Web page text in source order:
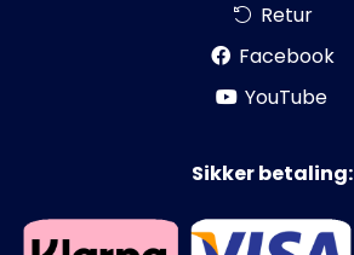
Retur
Facebook
YouTube
Sikker betaling: